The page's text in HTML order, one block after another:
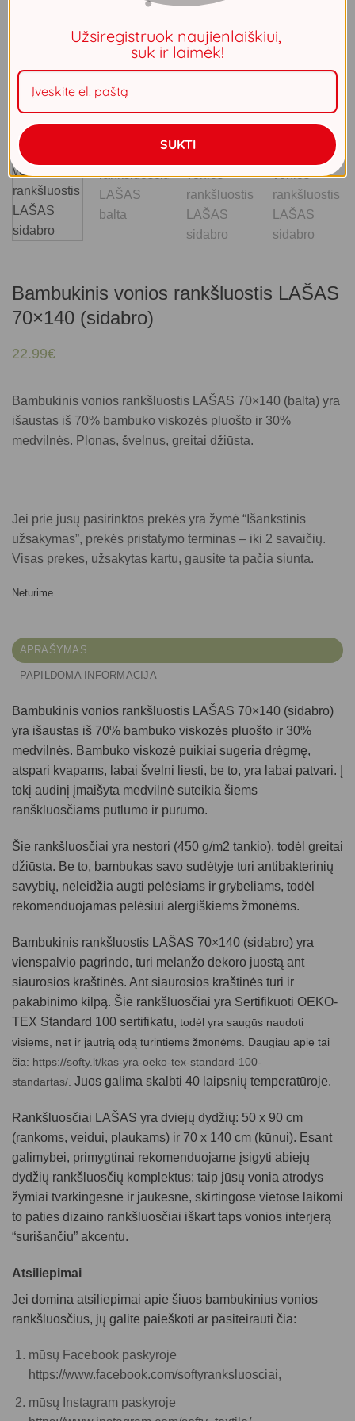
Bambukinis vonios rankšluostis LAŠAS
70×140 (sidabro)
22.99€
Bambukinis vonios rankšluostis LAŠAS 70×140 (balta) yra
išaustas iš 70% bambuko viskozės pluošto ir 30%
medvilnės. Plonas, švelnus, greitai džiūsta.
Jei prie jūsų pasirinktos prekės yra žymė “Išankstinis
užsakymas”, prekės pristatymo terminas – iki 2 savaičių.
Visas prekes, užsakytas kartu, gausite ta pačia siunta.
Neturime
APRAŠYMAS
PAPILDOMA INFORMACIJA
Bambukinis vonios rankšluostis LAŠAS 70×140 (sidabro)
yra išaustas iš 70% bambuko viskozės pluošto ir 30%
medvilnės. Bambuko viskozė puikiai sugeria drėgmę,
atspari kvapams, labai švelni liesti, be to, yra labai patvari. Į
tokį audinį įmaišyta medvilnė suteikia šiems
ranškluosčiams putlumo ir purumo.
Šie rankšluosčiai yra nestori (450 g/m2 tankio), todėl greitai
džiūsta. Be to, bambukas savo sudėtyje turi antibakterinių
savybių, neleidžia augti pelėsiams ir grybeliams, todėl
rekomenduojamas pelėsiui alergiškiems žmonėms.
Bambukinis rankšluostis LAŠAS 70×140 (sidabro) yra
vienspalvio pagrindo, turi melanžo dekoro juostą ant
siaurosios kraštinės. Ant siaurosios kraštinės turi ir
pakabinimo kilpą. Šie rankšluosčiai yra Sertifikuoti OEKO-
TEX Standard 100 sertifikatu, todėl yra saugūs naudoti
visiems, net ir jautrią odą turintiems žmonėms. Daugiau apie tai
čia: https://softy.lt/kas-yra-oeko-tex-standard-100-
standartas/ Juos galima skalbti 40 laipsnių temperatūroje.
Rankšluosčiai LAŠAS yra dviejų dydžių: 50 x 90 cm
(rankoms, veidui, plaukams) ir 70 x 140 cm (kūnui). Esant
galimybei, primygtinai rekomenduojame įsigyti abiejų
dydžių rankšluosčių komplektus: taip jūsų vonia atrodys
žymiai tvarkingesnė ir jaukesnė, skirtingose vietose laikomi
to paties dizaino rankšluosčiai iškart taps vonios interjerą
“surišančiu” akcentu.
Atsiliepimai
Jei domina atsiliepimai apie šiuos bambukinius vonios
rankšluosčius, jų galite paieškoti ar pasiteirauti čia:
mūsų Facebook paskyroje
https://www.facebook.com/softyranksluosciai,
mūsų Instagram paskyroje
Užsiregistruok naujienlaiškiui,
suk ir laimėk!
SUKTI